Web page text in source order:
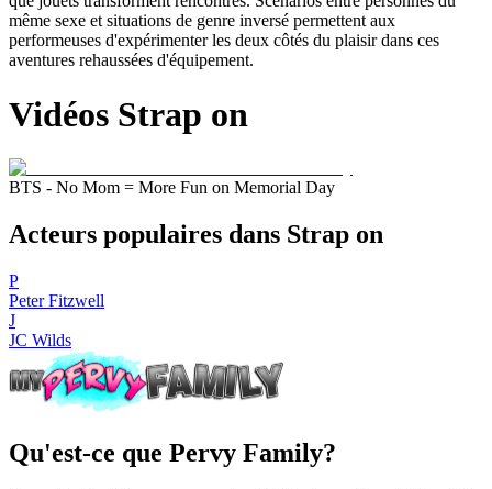
même sexe et situations de genre inversé permettent aux
performeuses d'expérimenter les deux côtés du plaisir dans ces
aventures rehaussées d'équipement.
Vidéos Strap on
BTS - No Mom = More Fun on Memorial Day
Acteurs populaires dans Strap on
P
Peter Fitzwell
J
JC Wilds
Qu'est-ce que Pervy Family?